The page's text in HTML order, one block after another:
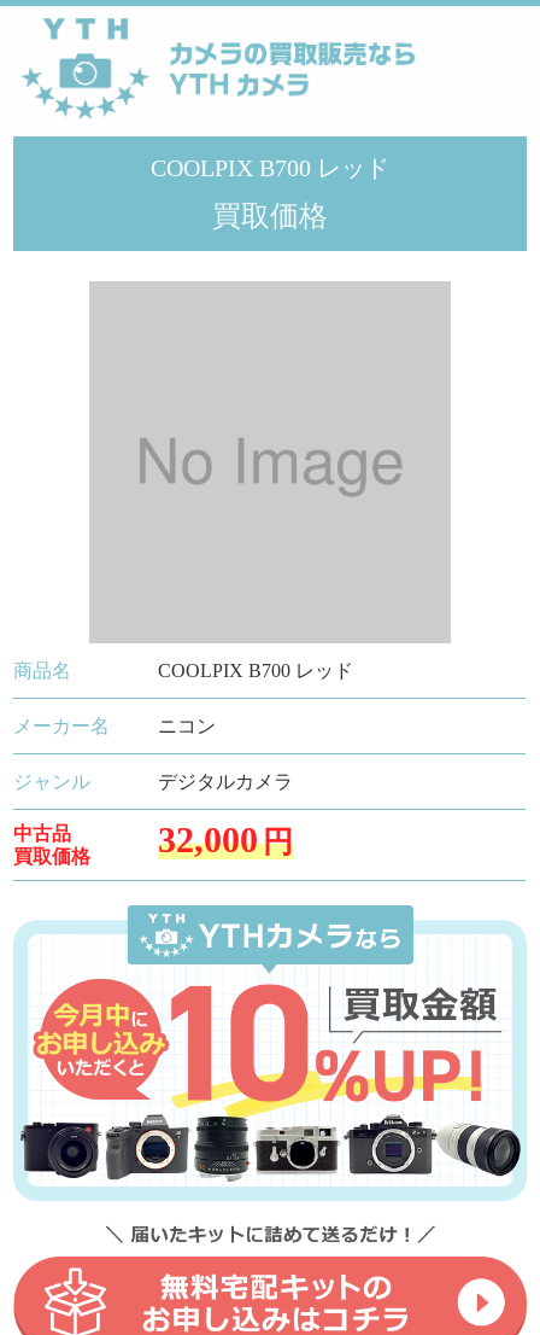
YTHカメラ >
COOLPIX B700 レッド
買取価格
商品名 COOLPIX B700 レッド
メーカー名 ニコン
ジャンル デジタルカメラ
中古品
買取価格
32,000円